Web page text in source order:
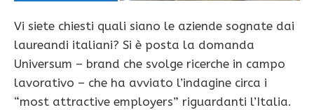
Vi siete chiesti quali siano le aziende sognate dai
laureandi italiani? Si è posta la domanda
Universum – brand che svolge ricerche in campo
lavorativo – che ha avviato l’indagine circa i
“most attractive employers” riguardanti l’Italia.